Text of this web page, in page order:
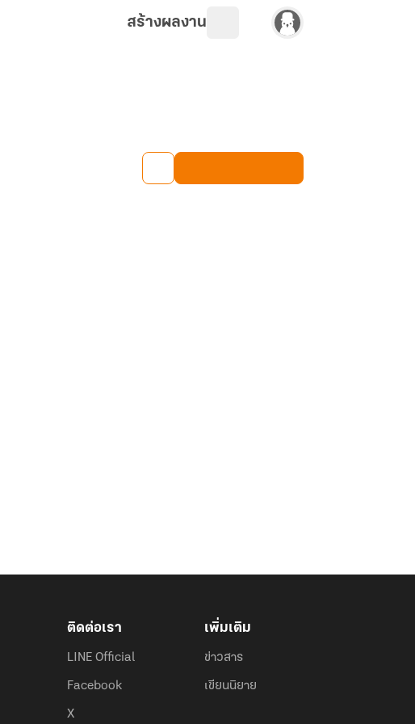
สร้างผลงาน
ติดต่อเรา
LINE Official
Facebook
X
เพิ่มเติม
ข่าวสาร
เขียนนิยาย